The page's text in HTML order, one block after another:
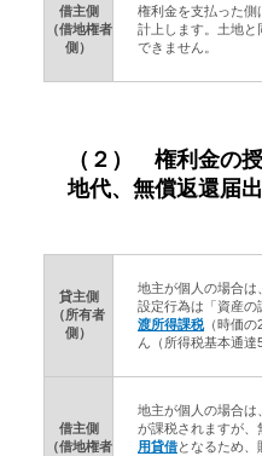
借主側
（借地権者
側）
権利金を支払った側
計上します。土地と
できません。
（２） 権利金の
地代、無償返還届出
貸主側
（所有者
側）
地主が個人の場合は
設定行為は「資産の
渡所得課税（時価の
ん（所得税基本通達
借主側
（借地権者
地主が個人の場合は
が課税されますが、
用貸借となるため、